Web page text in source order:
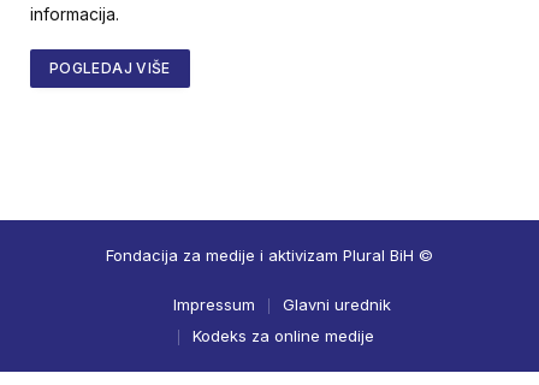
informacija.
POGLEDAJ VIŠE
Fondacija za medije i aktivizam Plural BiH ©
Impressum
Glavni urednik
Kodeks za online medije